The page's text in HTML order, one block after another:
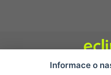
Obchodní
Informace o